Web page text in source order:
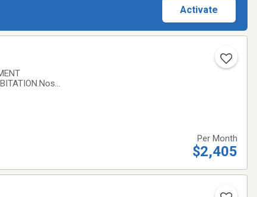
Activate
Per Month
$2,405